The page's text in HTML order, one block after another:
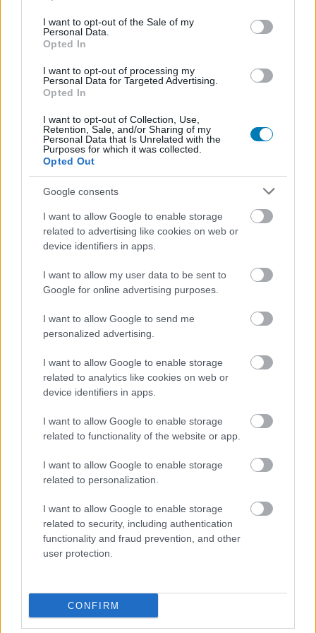
use your data for below specified purposes in below Google
consent section.
I want to opt-out of the Sale of my
Personal Data.
Opted In
I want to opt-out of processing my
Personal Data for Targeted Advertising.
Opted In
I want to opt-out of Collection, Use,
Retention, Sale, and/or Sharing of my
Personal Data that Is Unrelated with the
Purposes for which it was collected.
Opted Out
Google consents
I want to allow Google to enable storage
related to advertising like cookies on web or
device identifiers in apps.
I want to allow my user data to be sent to
Google for online advertising purposes.
I want to allow Google to send me
personalized advertising.
I want to allow Google to enable storage
related to analytics like cookies on web or
device identifiers in apps.
I want to allow Google to enable storage
related to functionality of the website or app.
I want to allow Google to enable storage
related to personalization.
I want to allow Google to enable storage
related to security, including authentication
functionality and fraud prevention, and other
user protection.
CONFIRM
A Stardew Valley alkotójának
következő játéka azért készül
ilyen sokáig, mert az alkotója
nem ad le az elvárásaiból
Hunter_GS|2026 június 29. 07:16
Nem, Barone még mindig nem adja fel a
tökéletesség kergetését.
21.65%
már 2020 óta készül, ezért ConcernedApe, vagyis Eric
Barone fontosnak érzi, hogy időnként leközöljön róla egy
blogposztot. Eztörtént most is, amikor emlékeztette a
rajongóit a projekt létezésére. Sajnos megjelenési
tudott szolgáltatni, de azt elmagyarázta, hogy miért tart
ez eddig.
A válasz nem túl bonyolult: az ember, aki a Stardew
tapasztgatta, most azt szeretné, ha a következő játéka
hibátlanul jelenne meg. Ez bárkire nagy nyomást